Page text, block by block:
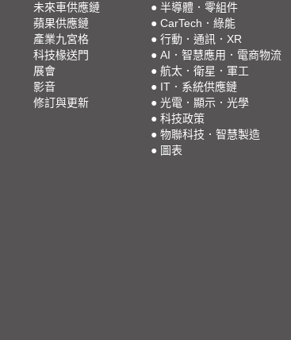
未來車供應鏈
蘋果供應鏈
產業九宮格
科技椽送門
展會
影音
修訂與更新
● 半導體．零組件
● CarTech．綠能
● 行動．通訊．XR
● AI．智慧應用．電商物流
● 航太．衛星．軍工
● IT．系統供應鏈
● 光電．顯示．光學
● 科技政策
● 物聯科技．智慧製造
● 圖表